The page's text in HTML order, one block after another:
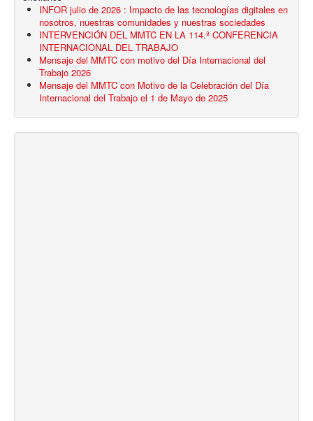
INFOR julio de 2026 : Impacto de las tecnologías digitales en
nosotros, nuestras comunidades y nuestras sociedades
INTERVENCIÓN DEL MMTC EN LA 114.ª CONFERENCIA
INTERNACIONAL DEL TRABAJO
Mensaje del MMTC con motivo del Día Internacional del
Trabajo 2026
Mensaje del MMTC con Motivo de la Celebración del Día
Internacional del Trabajo el 1 de Mayo de 2025